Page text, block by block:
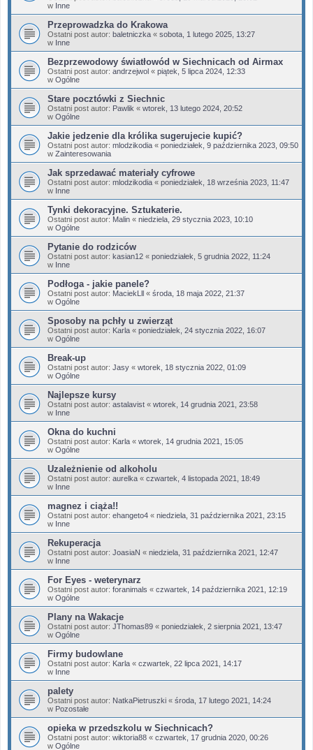
w Inne
Przeprowadzka do Krakowa
Ostatni post autor: baletniczka « sobota, 1 lutego 2025, 13:27
w Inne
Bezprzewodowy światłowód w Siechnicach od Airmax
Ostatni post autor: andrzejwol « piątek, 5 lipca 2024, 12:33
w Ogólne
Stare pocztówki z Siechnic
Ostatni post autor: Pawlik « wtorek, 13 lutego 2024, 20:52
w Ogólne
Jakie jedzenie dla królika sugerujecie kupić?
Ostatni post autor: mlodzikodia « poniedziałek, 9 października 2023, 09:50
w Zainteresowania
Jak sprzedawać materiały cyfrowe
Ostatni post autor: mlodzikodia « poniedziałek, 18 września 2023, 11:47
w Inne
Tynki dekoracyjne. Sztukaterie.
Ostatni post autor: Malin « niedziela, 29 stycznia 2023, 10:10
w Ogólne
Pytanie do rodziców
Ostatni post autor: kasian12 « poniedziałek, 5 grudnia 2022, 11:24
w Inne
Podłoga - jakie panele?
Ostatni post autor: MaciekLll « środa, 18 maja 2022, 21:37
w Ogólne
Sposoby na pchły u zwierząt
Ostatni post autor: Karla « poniedziałek, 24 stycznia 2022, 16:07
w Ogólne
Break-up
Ostatni post autor: Jasy « wtorek, 18 stycznia 2022, 01:09
w Ogólne
Najlepsze kursy
Ostatni post autor: astalavist « wtorek, 14 grudnia 2021, 23:58
w Inne
Okna do kuchni
Ostatni post autor: Karla « wtorek, 14 grudnia 2021, 15:05
w Ogólne
Uzależnienie od alkoholu
Ostatni post autor: aurelka « czwartek, 4 listopada 2021, 18:49
w Inne
magnez i ciąża!!
Ostatni post autor: ehangeto4 « niedziela, 31 października 2021, 23:15
w Inne
Rekuperacja
Ostatni post autor: JoasiaN « niedziela, 31 października 2021, 12:47
w Inne
For Eyes - weterynarz
Ostatni post autor: foranimals « czwartek, 14 października 2021, 12:19
w Ogólne
Plany na Wakacje
Ostatni post autor: JThomas89 « poniedziałek, 2 sierpnia 2021, 13:47
w Ogólne
Firmy budowlane
Ostatni post autor: Karla « czwartek, 22 lipca 2021, 14:17
w Inne
palety
Ostatni post autor: NatkaPietruszki « środa, 17 lutego 2021, 14:24
w Pozostałe
opieka w przedszkolu w Siechnicach?
Ostatni post autor: wiktoria88 « czwartek, 17 grudnia 2020, 00:26
w Ogólne